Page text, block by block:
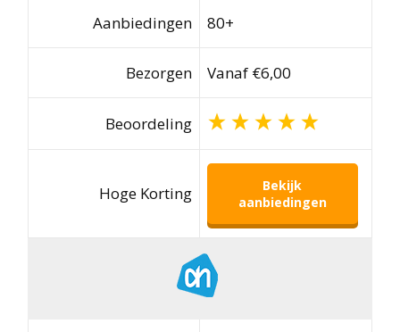
Aanbiedingen 80+
Bezorgen Vanaf €6,00
Beoordeling
Hoge Korting
Bekijk
aanbiedingen